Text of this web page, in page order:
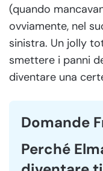
(quando
ovviamente, nel
sinistra. Un jolly
smettere i panni
diventare una
Domande
Perché